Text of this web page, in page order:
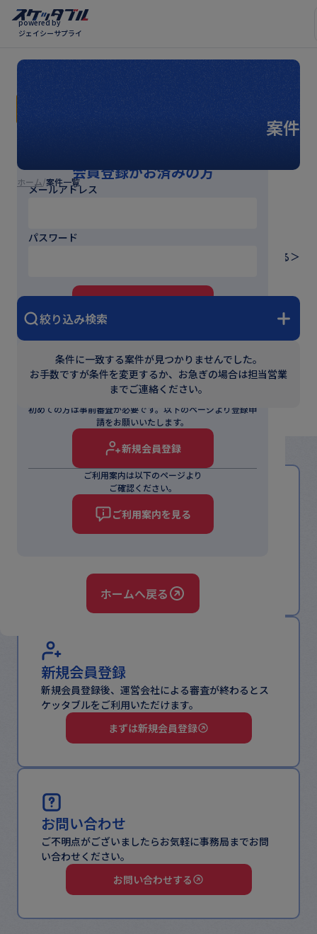
powered by
ジェイシーサプライ
案件一覧ページはスケッタブル会員専用ページで
会員登録がお済みの方
メールアドレス
パスワード
はじめてご利用の方
初めての方は事前審査が必要です。以下のページより登録申
請をお願いいたします。
新規会員登録
ご利用案内は以下のページより
ご確認ください。
ご利用案内を見る
ホームへ戻る
案件
ホーム 案件一覧
全国の案件一覧
です。募集期間が終わると、エントリーのあ
った会社の中からより案件にマッチする業者
を担当営業がマッチングいたします。
もっと見る＞
絞り込み検索
条件に一致する案件が見つかりませんでした。
お手数ですが条件を変更するか、お急ぎの場合は担当営業
までご連絡ください。
ご利用案内
ご利用の流れやスケッタブルを利用するメリット、
ご利用案内をみる
新規会員登録
新規会員登録後、運営会社による審査が終わるとス
ケッタブルをご利用いただけます。
まずは新規会員登録
お問い合わせ
ご不明点がございましたらお気軽に事務局までお問
い合わせください。
お問い合わせする